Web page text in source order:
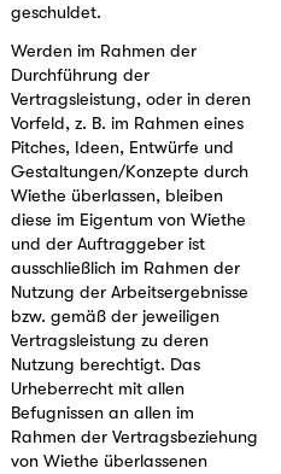
geschuldet.
Werden im Rahmen der
Durchführung der
Vertragsleistung, oder in deren
Vorfeld, z. B. im Rahmen eines
Pitches, Ideen, Entwürfe und
Gestaltungen/Konzepte durch
Wiethe überlassen, bleiben
diese im Eigentum von Wiethe
und der Auftraggeber ist
ausschließlich im Rahmen der
Nutzung der Arbeitsergebnisse
bzw. gemäß der jeweiligen
Vertragsleistung zu deren
Nutzung berechtigt. Das
Urheberrecht mit allen
Befugnissen an allen im
Rahmen der Vertragsbeziehung
von Wiethe überlassenen